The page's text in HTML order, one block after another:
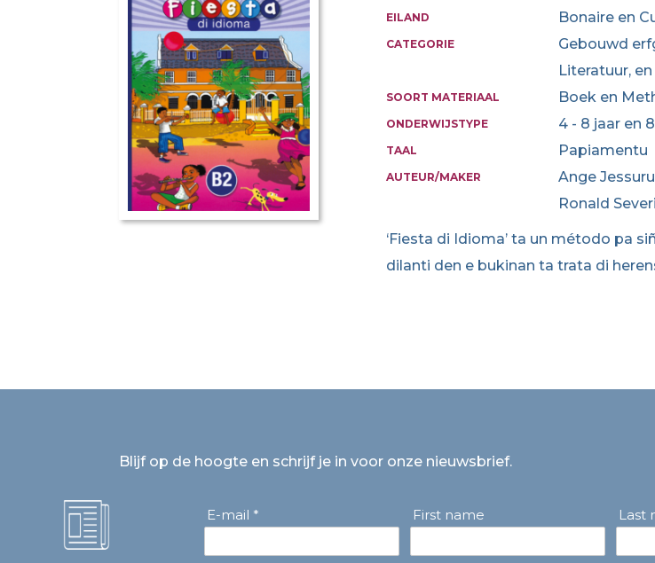
EILAND Bonaire en
CATEGORIE
Gebouwd
Literatuur,
SOORT MATERIAAL Boek en
ONDERWIJSTYPE 4 - 8 jaar en
TAAL Papiamentu
AUTEUR/MAKER
Ange
Ronald
‘Fiesta di Idioma’ ta un método pa
dilanti den e bukinan ta trata di
Blijf op de hoogte en schrijf je in voor onze nieuwsbrief.
E-mail * First name
Last